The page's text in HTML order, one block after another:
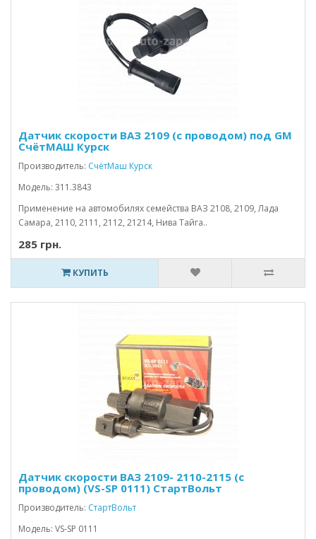
Датчик скорости ВАЗ 2109 (с проводом) под GM
СчётМАШ Курск
Производитель: СчётМаш Курск
Модель: 311.3843
Применение на автомобилях семейства ВАЗ 2108, 2109, Лада
Самара, 2110, 2111, 2112, 21214, Нива Тайга..
285 грн.
КУПИТЬ
Датчик скорости ВАЗ 2109- 2110-2115 (с
проводом) (VS-SP 0111) СтартВольт
Производитель: СтартВольт
Модель: VS-SP 0111